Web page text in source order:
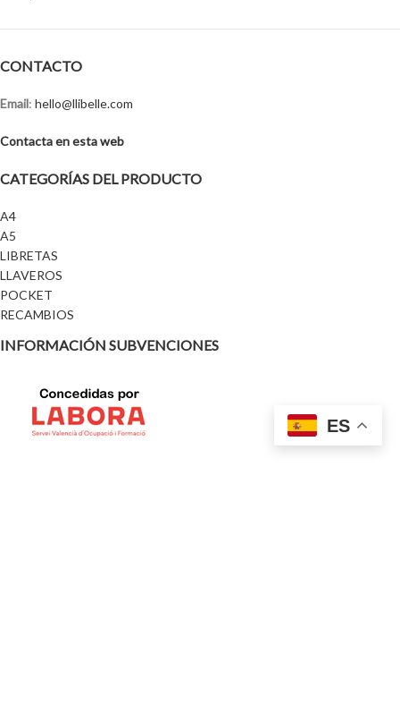
CONTACTO
Email: hello@llibelle.com
Contacta en esta web
CATEGORÍAS DEL PRODUCTO
A4
A5
LIBRETAS
LLAVEROS
POCKET
RECAMBIOS
INFORMACIÓN SUBVENCIONES
ES